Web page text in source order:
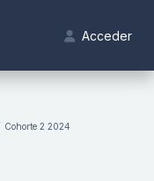
Acceder
Cohorte 2 2024